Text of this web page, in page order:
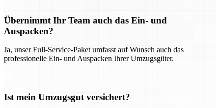
Übernimmt Ihr Team auch das Ein- und
Auspacken?
Ja, unser Full-Service-Paket umfasst auf Wunsch auch das
professionelle Ein- und Auspacken Ihrer Umzugsgüter.
Ist mein Umzugsgut versichert?